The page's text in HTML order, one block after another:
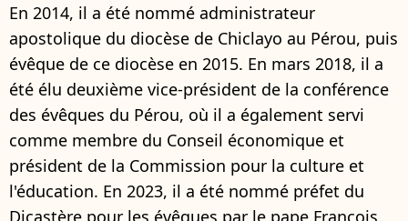
En 2014, il a été nommé administrateur
apostolique du diocèse de Chiclayo au Pérou, puis
évêque de ce diocèse en 2015. En mars 2018, il a
été élu deuxième vice-président de la conférence
des évêques du Pérou, où il a également servi
comme membre du Conseil économique et
président de la Commission pour la culture et
l'éducation. En 2023, il a été nommé préfet du
Dicastère pour les évêques par le pape François,